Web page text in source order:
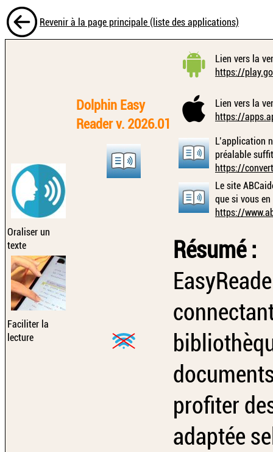
Revenir à la page principale (liste des applications)
Oraliser un
texte
Faciliter la
lecture
Dolphin Easy
Reader v. 2026.01
Lien vers la
https://
Lien vers la
https://
L’application
préalable
https://
Le site
que si vous
https://
Résumé :
profiter
adaptée